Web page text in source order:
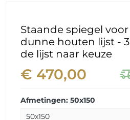
Staande spiegel
dunne houten lijst -
de lijst naar keuze
€ 470,00
Afmetingen: 50x150